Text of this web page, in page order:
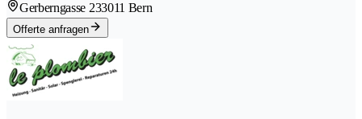
Gerberngasse 233011 Bern
Offerte anfragen